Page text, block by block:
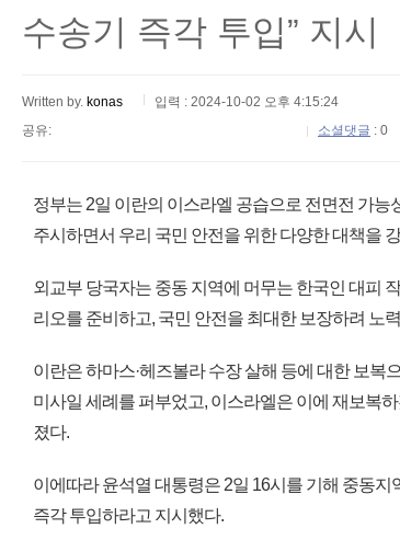
수송기 즉각 투입” 지시
Written by. konas
입력 : 2024-10-02 오후 4:15:24
공유:
소셜댓글 : 0
정부는 2일 이란의 이스라엘 공습으로 전면전 가능
주시하면서 우리 국민 안전을 위한 다양한 대책을
외교부 당국자는 중동 지역에 머무는 한국인 대피
리오를 준비하고, 국민 안전을 최대한 보장하려 노
이란은 하마스·헤즈볼라 수장 살해 등에 대한 보복
미사일 세례를 퍼부었고, 이스라엘은 이에 재보복
졌다.
이에따라 윤석열 대통령은 2일 16시를 기해 중동
즉각 투입하라고 지시했다.